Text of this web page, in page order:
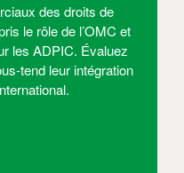
des droits de
le rôle de l’OMC et
les ADPIC. Évaluez
tend leur intégration